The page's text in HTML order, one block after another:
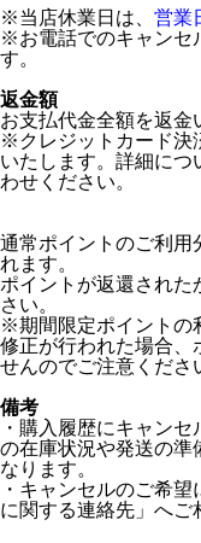
※当店休業日は、 営業
※お電話でのキャンセ
す。
返金額
お支払代金全額を返金
※クレジットカード決
いたします。詳細につ
わせください。
通常ポイントのご利用
れます。
ポイントが返還された
さい。
※期間限定ポイントの
修正が行われた場合、
せんのでご注意くださ
備考
・購入履歴にキャン
の在庫状況や発送の準
なります。
・キャンセルのご希
に関する連絡先」へご